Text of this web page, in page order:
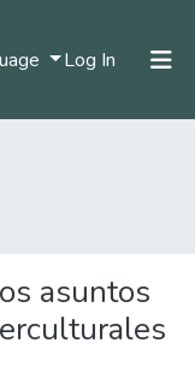
Log In (current)
Statistics
asuntos